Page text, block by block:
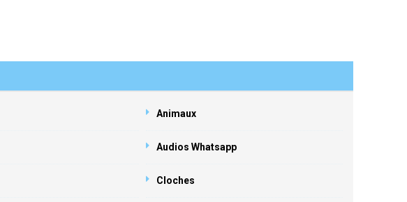
Animaux
Audios Whatsapp
Cloches